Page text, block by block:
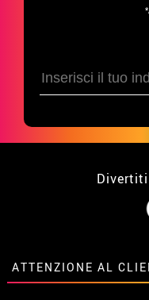
ATTENZIONE AL